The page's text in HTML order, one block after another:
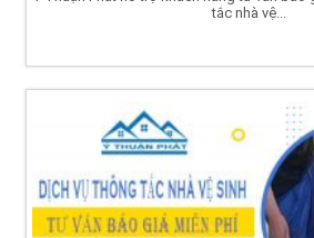
tắc nhà vệ...